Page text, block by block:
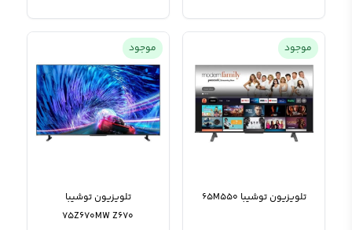
موجود
تلویزیون توشیبا 65M550
موجود
تلویزیون توشیبا
75Z670MW Z670